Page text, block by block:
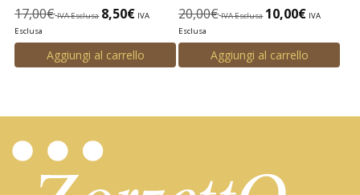
17,00€ IVA Esclusa 8,50€ IVA
Esclusa
Aggiungi al carrello
20,00€ IVA Esclusa 10,00€ IVA
Esclusa
Aggiungi al carrello